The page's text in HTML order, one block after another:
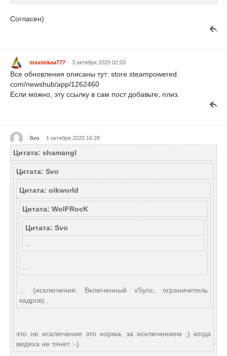
Согласен)
maximkaa777 3 октября 2020 02:03
Все обновления описаны тут: store.steampowered.
com/newshub/app/1262460
Если можно, эту ссылку в сам пост добавьте, плиз.
Svo 1 октября 2020 16:28
Цитата: shamangl
Цитата: Svo
Цитата: oikworld
Цитата: WolFRocK
Цитата: Svo
... (исключения: Включенный vSync, ограничитель
кадров)...
это не исключение это норма, за исключением ;) когда
видяха не тянет :-)